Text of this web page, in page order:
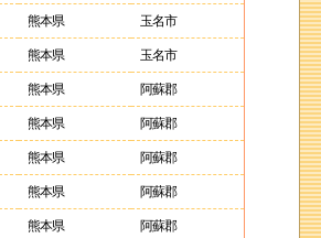
熊本県 玉名市
熊本県 玉名市
熊本県 阿蘇郡
熊本県 阿蘇郡
熊本県 阿蘇郡
熊本県 阿蘇郡
熊本県 阿蘇郡